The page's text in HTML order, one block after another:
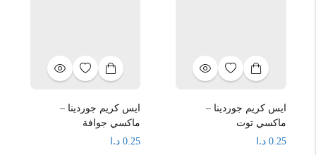
ايس كريم جوردينا –
ماكسي توت
0.25 د.ا
ايس كريم جوردينا –
ماكسي جوافة
0.25 د.ا